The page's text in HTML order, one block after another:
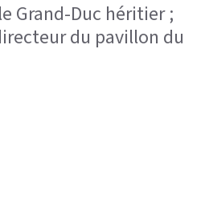
Grand-Duc héritier ;
du pavillon du